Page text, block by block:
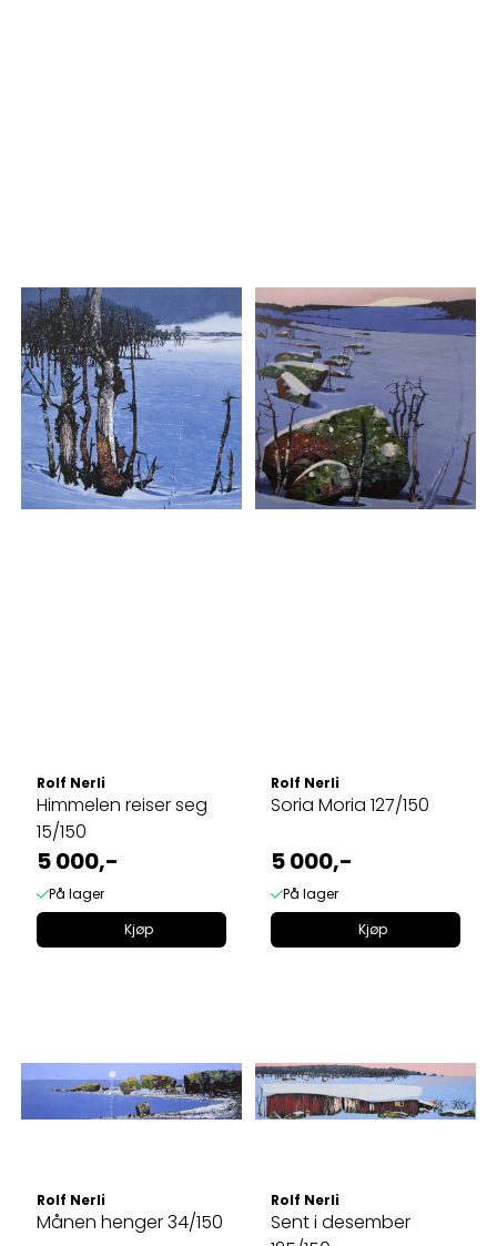
Rolf Nerli
Himmelen reiser seg
15/150
5 000,-
På lager
Kjøp
Rolf Nerli
Soria Moria 127/150
5 000,-
På lager
Kjøp
Rolf Nerli
Månen henger 34/150
Rolf Nerli
Sent i desember